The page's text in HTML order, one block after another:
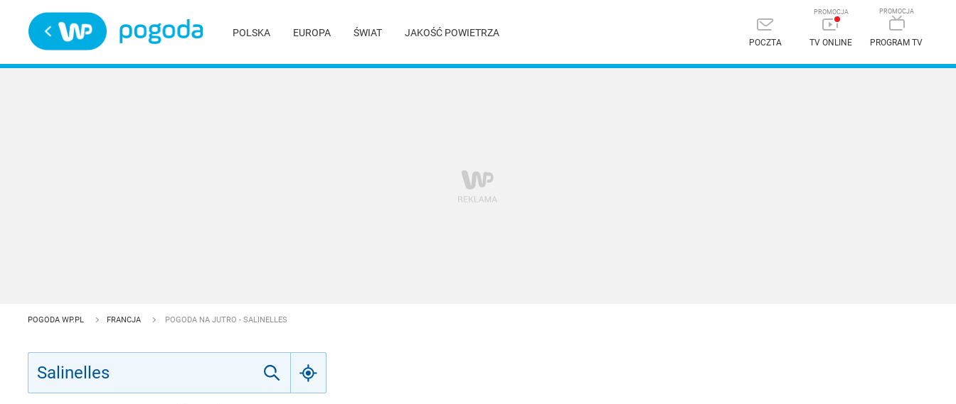
POLSKA EUROPA ŚWIAT JAKOŚĆ POWIETRZA
POCZTA TV ONLINE PROGRAM TV
POGODA WP.PL FRANCJA POGODA NA JUTRO - SALINELLES